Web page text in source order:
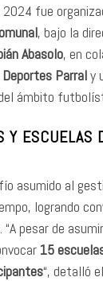
2024 fue
, bajo la
Abasolo, en
Parraly
ámbito
Y ESCUELAS
asumido al
logrando
. “A pesar de
15
“, detalló el